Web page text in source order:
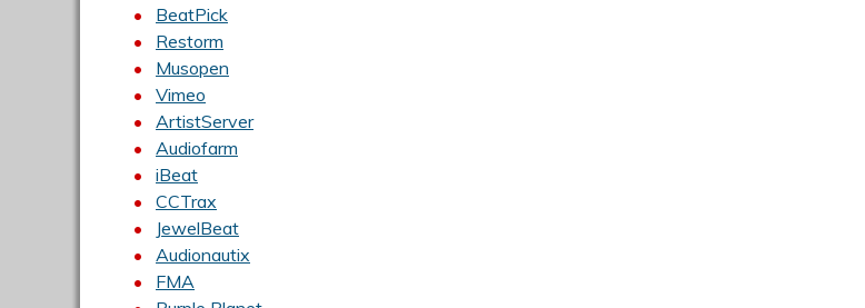
BeatPick
Restorm
Musopen
Vimeo
ArtistServer
Audiofarm
iBeat
CCTrax
JewelBeat
Audionautix
FMA